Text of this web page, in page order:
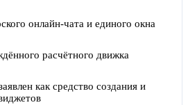
онлайн-чата и единого окна
расчётного движка
как средство создания и